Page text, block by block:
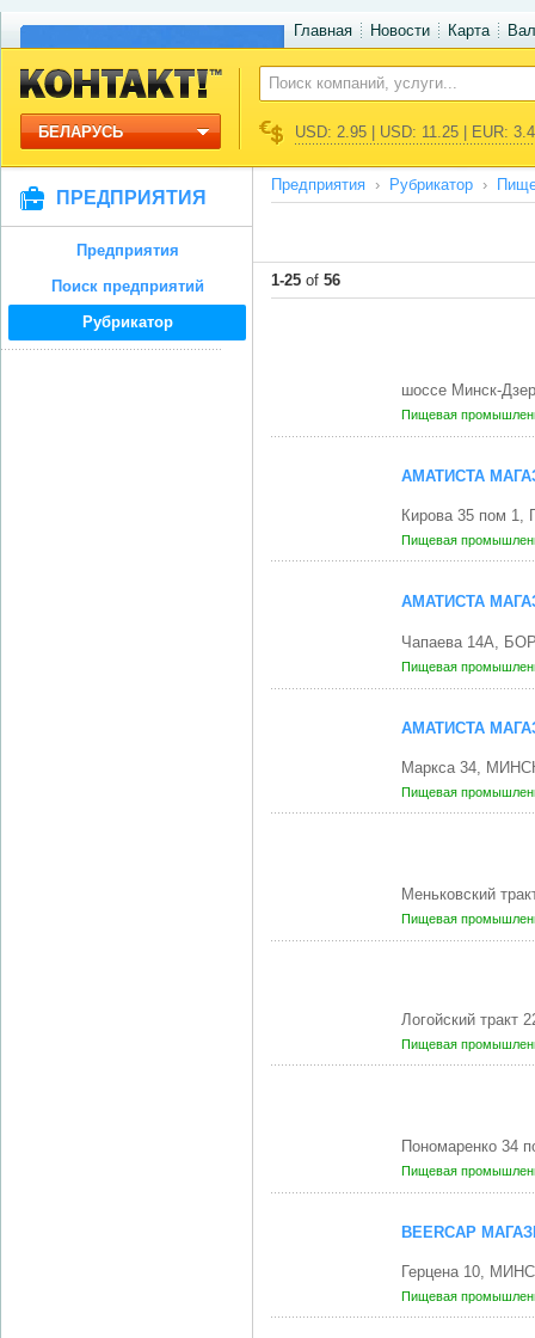
Главная Новости Карта
БЕЛАРУСЬ USD: 2.95 | USD: 11.25 | EUR:
ПРЕДПРИЯТИЯ
Предприятия
Поиск предприятий
Рубрикатор
Предприятия Рубрикатор
1-25 of 56
шоссе Минск-
Пищевая
АМАТИСТА
Кирова 35 пом
Пищевая
АМАТИСТА
Чапаева 14А,
Пищевая
АМАТИСТА
Маркса 34,
Пищевая
Меньковский
Пищевая
Логойский тракт
Пищевая
Пономаренко 34
Пищевая
BEERCAP
Герцена 10,
Пищевая